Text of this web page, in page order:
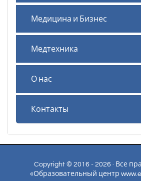
Медицина и Бизнес
Медтехника
О нас
Контакты
Copyright © 2016 - 2026 · Все
«Образовательный центр